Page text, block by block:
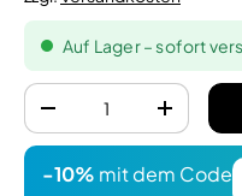
Auf Lager – sofort
Anzahl
-
+
-10% mit dem Code